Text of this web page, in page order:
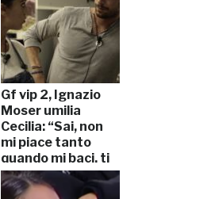
Gf vip 2, Ignazio
Moser umilia
Cecilia: “Sai, non
mi piace tanto
quando mi baci, ti
reputo brava
invece a fare…”